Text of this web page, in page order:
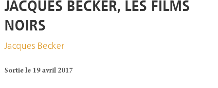
JACQUES BECKER, LES FILMS
NOIRS
Jacques Becker
Sortie le 19 avril 2017